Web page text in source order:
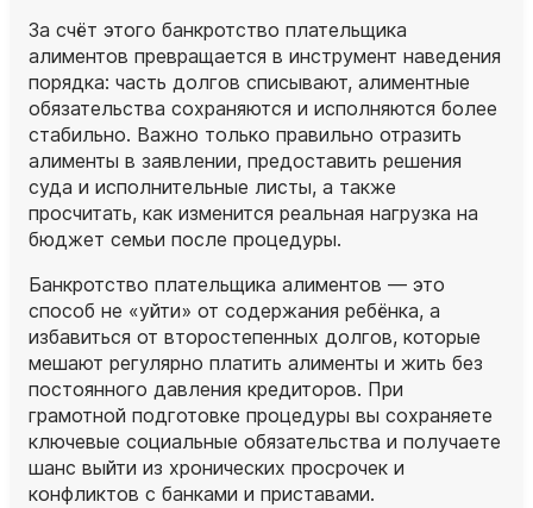
За счёт этого банкротство плательщика
алиментов превращается в инструмент наведения
порядка: часть долгов списывают, алиментные
обязательства сохраняются и исполняются более
стабильно. Важно только правильно отразить
алименты в заявлении, предоставить решения
суда и исполнительные листы, а также
просчитать, как изменится реальная нагрузка на
бюджет семьи после процедуры.
Банкротство плательщика алиментов — это
способ не «уйти» от содержания ребёнка, а
избавиться от второстепенных долгов, которые
мешают регулярно платить алименты и жить без
постоянного давления кредиторов. При
грамотной подготовке процедуры вы сохраняете
ключевые социальные обязательства и получаете
шанс выйти из хронических просрочек и
конфликтов с банками и приставами.